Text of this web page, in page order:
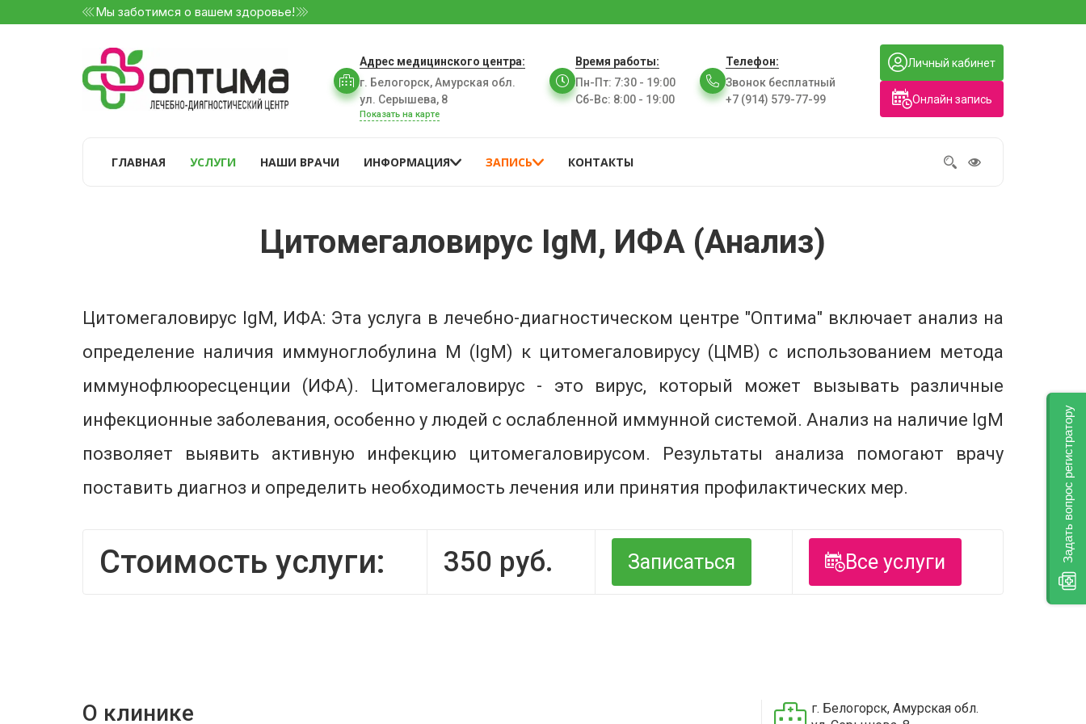
Мы заботимся о вашем здоровье!
Адрес медицинского центра:
г. Белогорск, Амурская обл.
ул. Серышева, 8
Показать на карте
Время работы:
Пн-Пт: 7:30 - 19:00
Сб-Вс: 8:00 - 19:00
Телефон:
Звонок бесплатный
+7 (914) 579-77-99
Онлайн запись
Личный кабинет
ГЛАВНАЯ УСЛУГИ НАШИ ВРАЧИ ИНФОРМАЦИЯ ЗАПИСЬ КОНТАКТЫ
Цитомегаловирус IgМ, ИФА (Анализ)
Цитомегаловирус IgМ, ИФА: Эта услуга в лечебно-диагностическом центре "Оптима" включает анализ на
определение наличия иммуноглобулина М (IgМ) к цитомегаловирусу (ЦМВ) с использованием метода
иммунофлюоресценции (ИФА). Цитомегаловирус - это вирус, который может вызывать различные
инфекционные заболевания, особенно у людей с ослабленной иммунной системой. Анализ на наличие IgМ
позволяет выявить активную инфекцию цитомегаловирусом. Результаты анализа помогают врачу
поставить диагноз и определить необходимость лечения или принятия профилактических мер.
Стоимость услуги: 350 руб. Записаться Все услуги
О клинике
г. Белогорск, Амурская обл.
Задать вопрос регистратору